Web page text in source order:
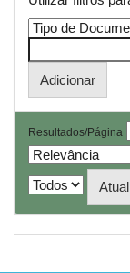
Resultados/Página